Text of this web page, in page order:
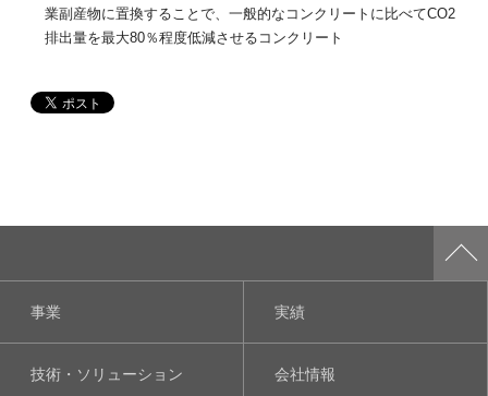
業副産物に置換することで、一般的なコンクリートに比べてCO2
排出量を最大80％程度低減させるコンクリート
事業 実績
技術・ソリューション 会社情報